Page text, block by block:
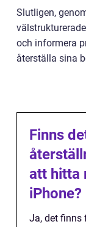
Slutligen,
och informera
återställa sina
Finns
att hitta
iPhone?
Ja, det finns